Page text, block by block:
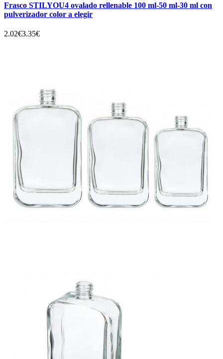
Frasco STILYOU4 ovalado rellenable 100 ml-50 ml-30 ml con
pulverizador color a elegir
2.02€3.35€